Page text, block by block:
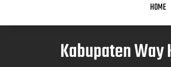
HOME
Kabupaten Way